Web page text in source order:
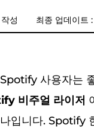
성 최종 업데이트
사용자는
비주얼 라이저
입니다. Spotify